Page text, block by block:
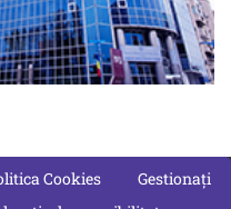
Cookies
Gestionați